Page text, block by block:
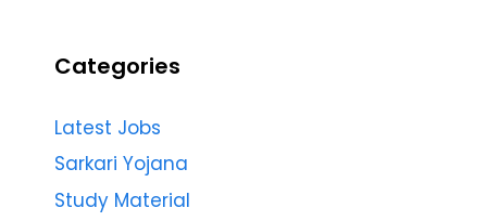
Categories
Latest Jobs
Sarkari Yojana
Study Material